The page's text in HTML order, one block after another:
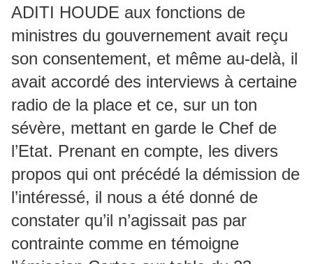
ADITI HOUDE aux fonctions de
ministres du gouvernement avait reçu
son consentement, et même au-delà, il
avait accordé des interviews à certaine
radio de la place et ce, sur un ton
sévère, mettant en garde le Chef de
l’Etat. Prenant en compte, les divers
propos qui ont précédé la démission de
l’intéressé, il nous a été donné de
constater qu’il n’agissait pas par
contrainte comme en témoigne